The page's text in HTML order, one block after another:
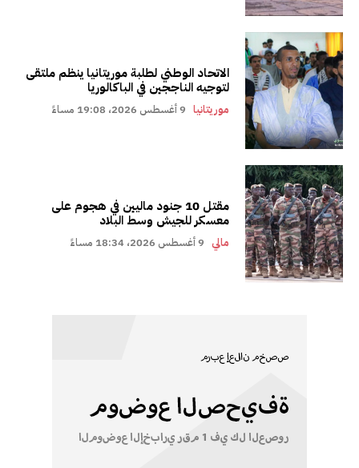
الاتحاد الوطني لطلبة موريتانيا ينظم ملتقى
لتوجيه الناججين في الباكالوريا
موريتانيا 9 أغسطس 2026، 19:08 مساءً
مقتل 10 جنود ماليين في هجوم على
معسكر للجيش وسط البلاد
مالي 9 أغسطس 2026، 18:34 مساءً